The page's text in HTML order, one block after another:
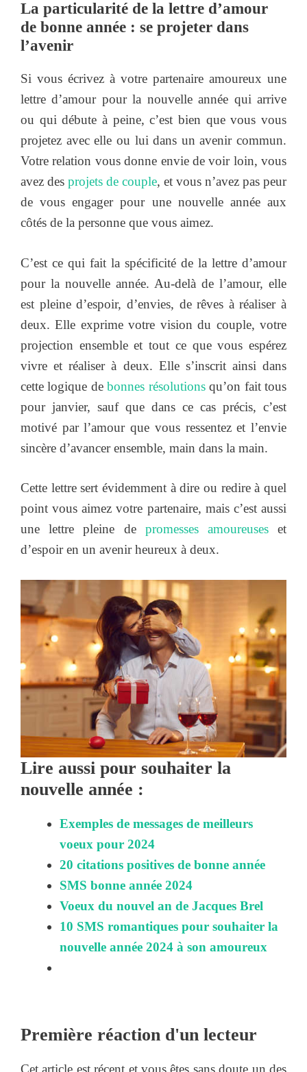
La particularité de la lettre d’amour
de bonne année : se projeter dans
l’avenir
Si vous écrivez à votre partenaire amoureux une
lettre d’amour pour la nouvelle année qui arrive
ou qui débute à peine, c’est bien que vous vous
projetez avec elle ou lui dans un avenir commun.
Votre relation vous donne envie de voir loin, vous
avez des projets de couple, et vous n’avez pas peur
de vous engager pour une nouvelle année aux
côtés de la personne que vous aimez.
C’est ce qui fait la spécificité de la lettre d’amour
pour la nouvelle année. Au-delà de l’amour, elle
est pleine d’espoir, d’envies, de rêves à réaliser à
deux. Elle exprime votre vision du couple, votre
projection ensemble et tout ce que vous espérez
vivre et réaliser à deux. Elle s’inscrit ainsi dans
cette logique debonnes résolutionsqu’on fait tous
pour janvier, sauf que dans ce cas précis, c’est
motivé par l’amour que vous ressentez et l’envie
sincère d’avancer ensemble, main dans la main.
Cette lettre sert évidemment à dire ou redire à quel
point vous aimez votre partenaire, mais c’est aussi
une lettre pleine de promesses amoureuseset
d’espoir en un avenir heureux à deux.
Lire aussi pour souhaiter la
nouvelle année :
Exemples de messages de meilleurs
voeux pour 2024
20 citations positives de bonne année
SMS bonne année 2024
Voeux du nouvel an de Jacques Brel
10 SMS romantiques pour souhaiter la
nouvelle année 2024 à son amoureux
Première réaction d'un lecteur
Cet article est récent et vous êtes sans doute un des